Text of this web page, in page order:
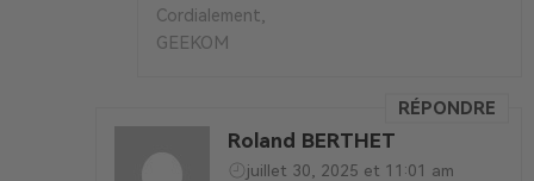
Cordialement,
GEEKOM
Roland BERTHET
juillet 30, 2025 et 11:01 am
RÉPONDRE